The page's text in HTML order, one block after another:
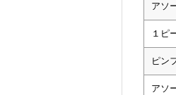
アソ
１ピ
ピン
アソ